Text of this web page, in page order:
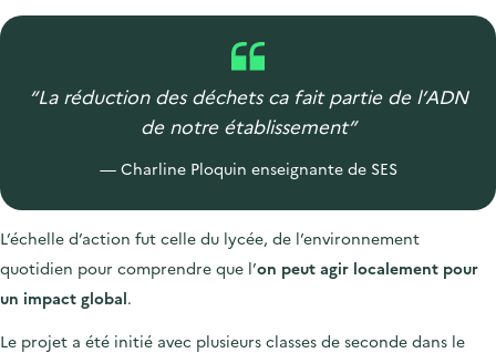
“La réduction des déchets ca fait partie de l’ADN
de notre établissement”
Charline Ploquin enseignante de SES
L’échelle d’action fut celle du lycée, de l’environnement
quotidien pour comprendre que l’on peut agir localement pour
un impact global.
Le projet a été initié avec plusieurs classes de seconde dans le